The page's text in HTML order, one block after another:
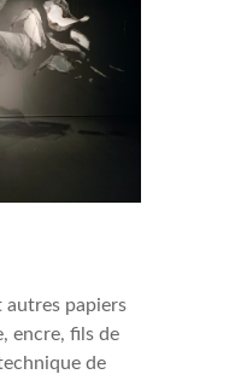
autres papiers
encre, fils de
de